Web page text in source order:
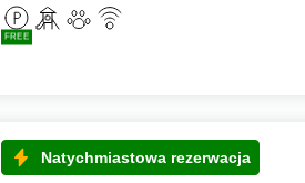
FREE
Natychmiastowa rezerwacja